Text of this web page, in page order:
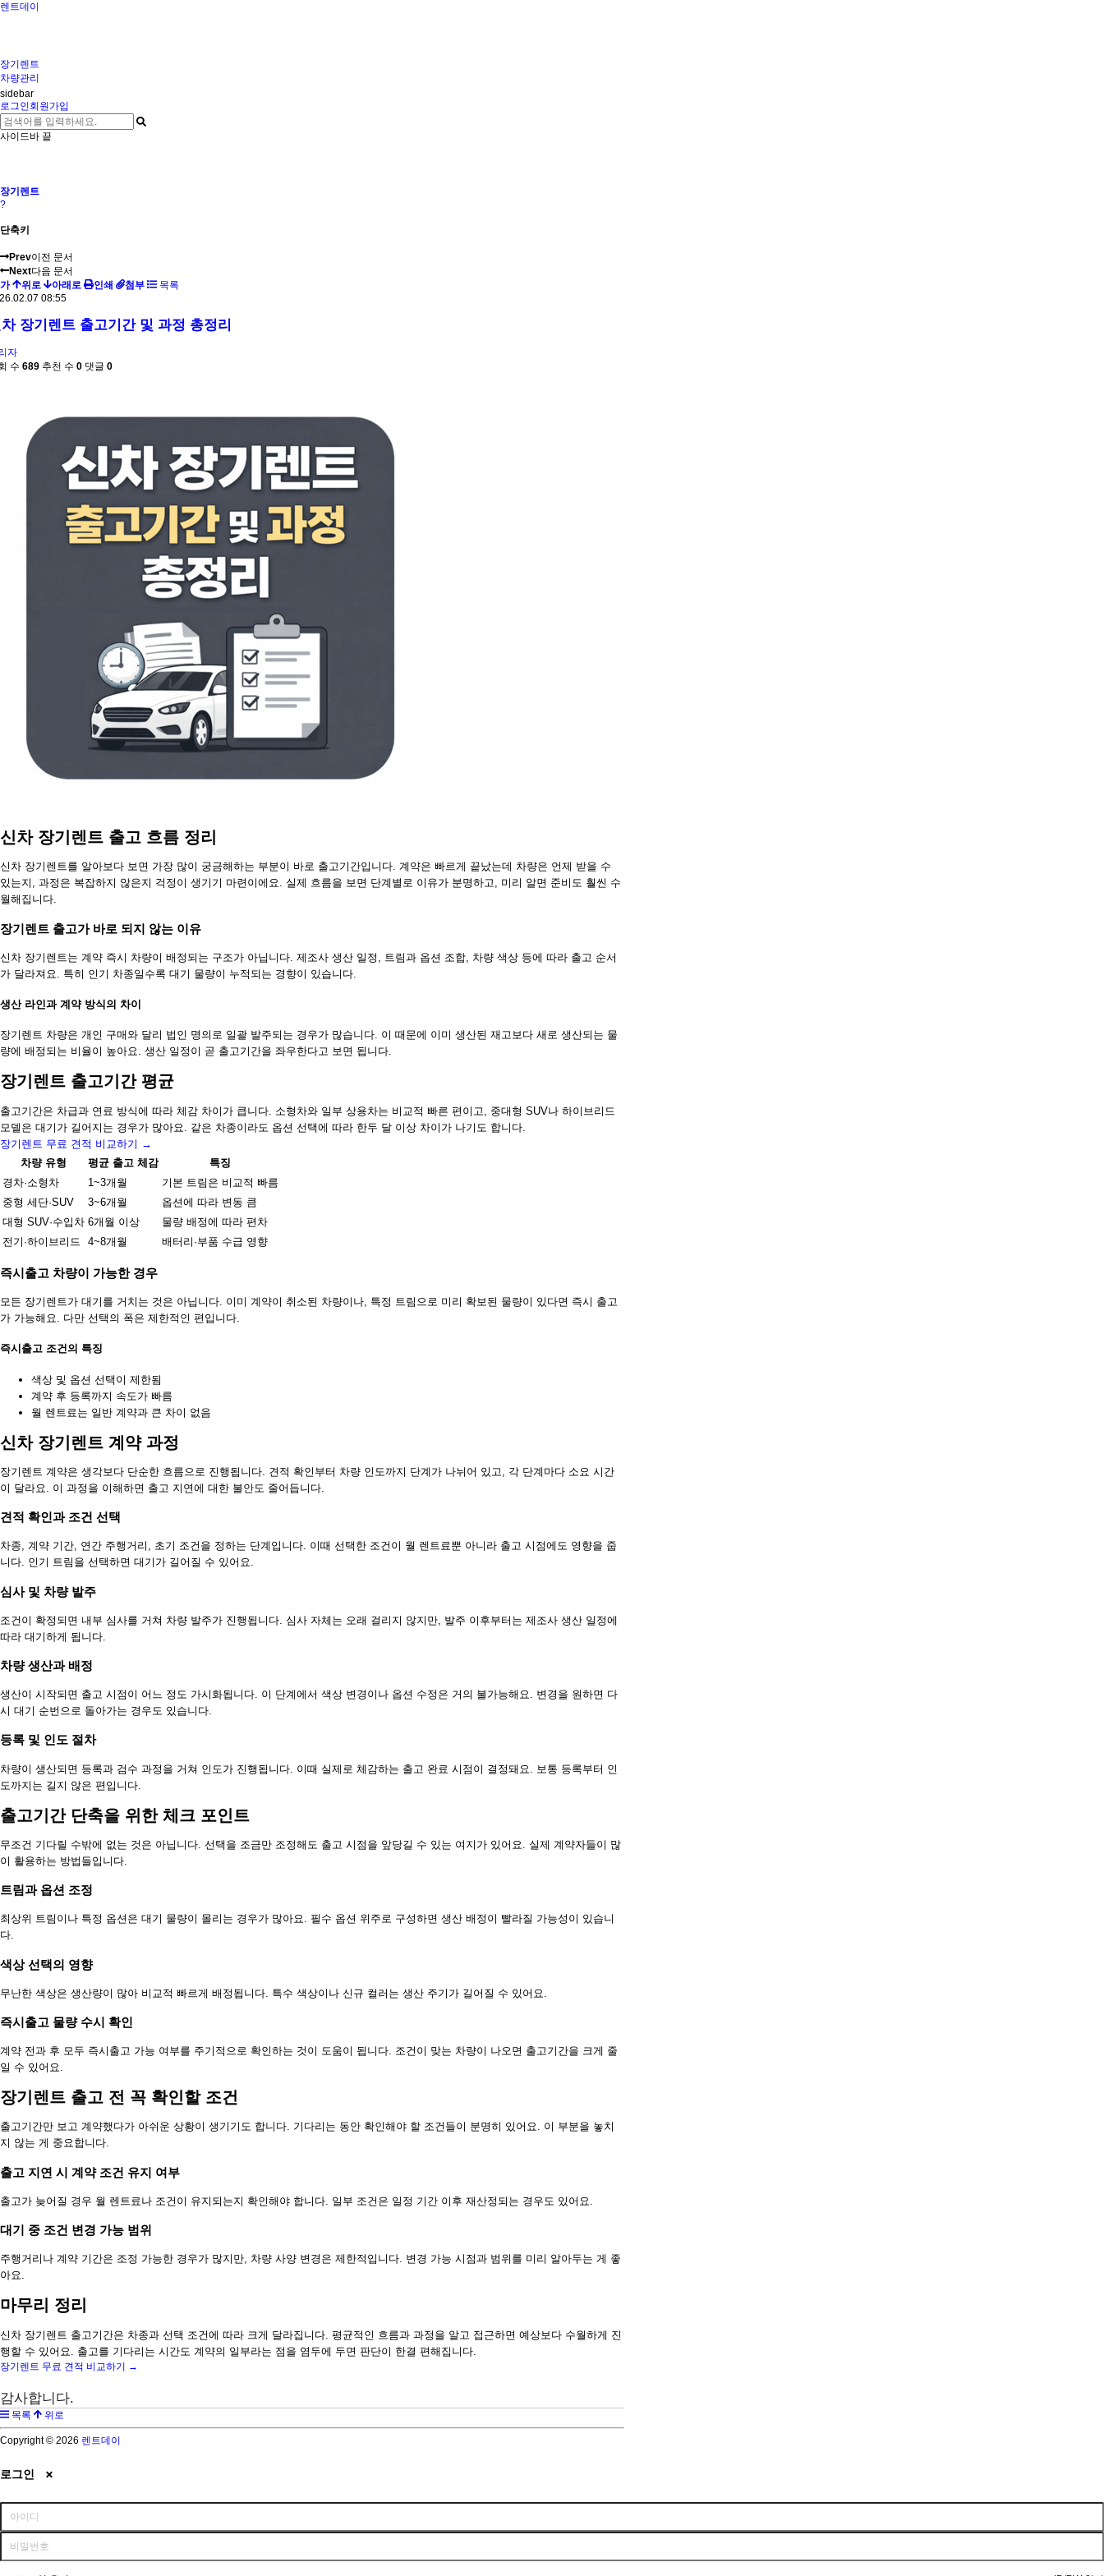
렌트데이
장기렌트
차량관리
sidebar
로그인회원가입
사이드바 끝
장기렌트
?
단축키
Prev이전 문서
Next다음 문서
가
위로 아래로 인쇄 첨부
목록
08:55
장기렌트 출고기간 및 과정 총정리
자
수 689 추천 수 0 댓글 0
신차 장기렌트 출고 흐름 정리
신차 장기렌트를 알아보다 보면 가장 많이 궁금해하는 부분이 바로 출고기간입니다. 계약은 빠르게 끝났는데 차량은 언제 받을 수
있는지, 과정은 복잡하지 않은지 걱정이 생기기 마련이에요. 실제 흐름을 보면 단계별로 이유가 분명하고, 미리 알면 준비도 훨씬 수
월해집니다.
장기렌트 출고가 바로 되지 않는 이유
신차 장기렌트는 계약 즉시 차량이 배정되는 구조가 아닙니다. 제조사 생산 일정, 트림과 옵션 조합, 차량 색상 등에 따라 출고 순서
가 달라져요. 특히 인기 차종일수록 대기 물량이 누적되는 경향이 있습니다.
생산 라인과 계약 방식의 차이
장기렌트 차량은 개인 구매와 달리 법인 명의로 일괄 발주되는 경우가 많습니다. 이 때문에 이미 생산된 재고보다 새로 생산되는 물
량에 배정되는 비율이 높아요. 생산 일정이 곧 출고기간을 좌우한다고 보면 됩니다.
장기렌트 출고기간 평균
출고기간은 차급과 연료 방식에 따라 체감 차이가 큽니다. 소형차와 일부 상용차는 비교적 빠른 편이고, 중대형 SUV나 하이브리드
모델은 대기가 길어지는 경우가 많아요. 같은 차종이라도 옵션 선택에 따라 한두 달 이상 차이가 나기도 합니다.
장기렌트 무료 견적 비교하기 →
차량 유형
평균 출고 체감
특징
경차·소형차
1~3개월
기본 트림은 비교적 빠름
중형 세단·SUV
3~6개월
옵션에 따라 변동 큼
대형 SUV·수입차 6개월 이상
물량 배정에 따라 편차
전기·하이브리드
4~8개월 배터리·부품 수급 영향
즉시출고 차량이 가능한 경우
모든 장기렌트가 대기를 거치는 것은 아닙니다. 이미 계약이 취소된 차량이나, 특정 트림으로 미리 확보된 물량이 있다면 즉시 출고
가 가능해요. 다만 선택의 폭은 제한적인 편입니다.
즉시출고 조건의 특징
색상 및 옵션 선택이 제한됨
계약 후 등록까지 속도가 빠름
월 렌트료는 일반 계약과 큰 차이 없음
신차 장기렌트 계약 과정
장기렌트 계약은 생각보다 단순한 흐름으로 진행됩니다. 견적 확인부터 차량 인도까지 단계가 나뉘어 있고, 각 단계마다 소요 시간
이 달라요. 이 과정을 이해하면 출고 지연에 대한 불안도 줄어듭니다.
견적 확인과 조건 선택
차종, 계약 기간, 연간 주행거리, 초기 조건을 정하는 단계입니다. 이때 선택한 조건이 월 렌트료뿐 아니라 출고 시점에도 영향을 줍
니다. 인기 트림을 선택하면 대기가 길어질 수 있어요.
심사 및 차량 발주
조건이 확정되면 내부 심사를 거쳐 차량 발주가 진행됩니다. 심사 자체는 오래 걸리지 않지만, 발주 이후부터는 제조사 생산 일정에
따라 대기하게 됩니다.
차량 생산과 배정
생산이 시작되면 출고 시점이 어느 정도 가시화됩니다. 이 단계에서 색상 변경이나 옵션 수정은 거의 불가능해요. 변경을 원하면 다
시 대기 순번으로 돌아가는 경우도 있습니다.
등록 및 인도 절차
차량이 생산되면 등록과 검수 과정을 거쳐 인도가 진행됩니다. 이때 실제로 체감하는 출고 완료 시점이 결정돼요. 보통 등록부터 인
도까지는 길지 않은 편입니다.
출고기간 단축을 위한 체크 포인트
무조건 기다릴 수밖에 없는 것은 아닙니다. 선택을 조금만 조정해도 출고 시점을 앞당길 수 있는 여지가 있어요. 실제 계약자들이 많
이 활용하는 방법들입니다.
트림과 옵션 조정
최상위 트림이나 특정 옵션은 대기 물량이 몰리는 경우가 많아요. 필수 옵션 위주로 구성하면 생산 배정이 빨라질 가능성이 있습니
다.
색상 선택의 영향
무난한 색상은 생산량이 많아 비교적 빠르게 배정됩니다. 특수 색상이나 신규 컬러는 생산 주기가 길어질 수 있어요.
즉시출고 물량 수시 확인
계약 전과 후 모두 즉시출고 가능 여부를 주기적으로 확인하는 것이 도움이 됩니다. 조건이 맞는 차량이 나오면 출고기간을 크게 줄
일 수 있어요.
장기렌트 출고 전 꼭 확인할 조건
출고기간만 보고 계약했다가 아쉬운 상황이 생기기도 합니다. 기다리는 동안 확인해야 할 조건들이 분명히 있어요. 이 부분을 놓치
지 않는 게 중요합니다.
출고 지연 시 계약 조건 유지 여부
출고가 늦어질 경우 월 렌트료나 조건이 유지되는지 확인해야 합니다. 일부 조건은 일정 기간 이후 재산정되는 경우도 있어요.
대기 중 조건 변경 가능 범위
주행거리나 계약 기간은 조정 가능한 경우가 많지만, 차량 사양 변경은 제한적입니다. 변경 가능 시점과 범위를 미리 알아두는 게 좋
아요.
마무리 정리
신차 장기렌트 출고기간은 차종과 선택 조건에 따라 크게 달라집니다. 평균적인 흐름과 과정을 알고 접근하면 예상보다 수월하게 진
행할 수 있어요. 출고를 기다리는 시간도 계약의 일부라는 점을 염두에 두면 판단이 한결 편해집니다.
장기렌트 무료 견적 비교하기 →
감사합니다.
목록 위로
Copyright © 2026 렌트데이
로그인